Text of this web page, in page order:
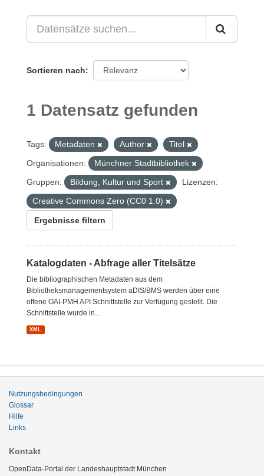
Sortieren nach
1 Datensatz gefunden
Tags: Metadaten Author
Titel
Organisationen:
Münchner Stadtbibliothek
Gruppen:
Bildung, Kultur und Sport
Lizenzen:
Creative Commons Zero (CC0 1.0)
Ergebnisse filtern
Katalogdaten - Abfrage aller Titelsätze
Die bibliographischen Metadaten aus dem
Bibliotheksmanagementsystem aDIS/BMS werden über eine
offene OAI-PMH API Schnittstelle zur Verfügung gestellt. Die
Schnittstelle wurde in...
XML
Nutzungsbedingungen
Glossar
Hilfe
Links
Kontakt
OpenData-Portal der Landeshauptstadt München